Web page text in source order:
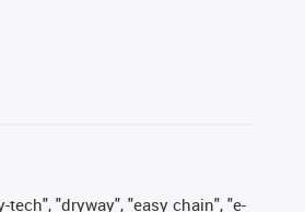
"dryway", "easy chain", "e-